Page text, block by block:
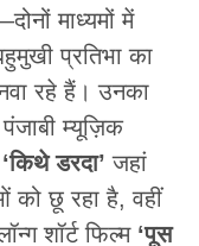
माध्यमों में
प्रतिभा का
रहे हैं। उनका
पंजाबी म्यूज़िक
‘किथे डरदा’ जहां
को छू रहा है, वहीं
शॉर्ट फिल्म ‘पूस